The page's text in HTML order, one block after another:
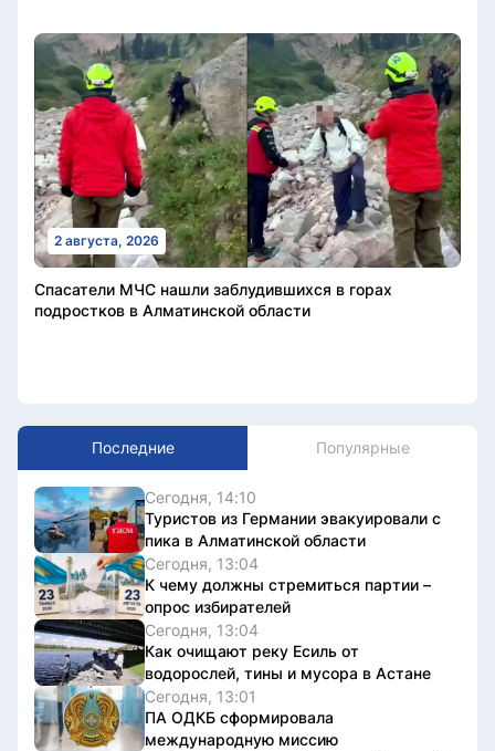
2 августа, 2026
Спасатели МЧС нашли заблудившихся в горах
подростков в Алматинской области
Последние Популярные
Сегодня, 14:10
Туристов из Германии эвакуировали с
пика в Алматинской области
Сегодня, 13:04
К чему должны стремиться партии –
опрос избирателей
Сегодня, 13:04
Как очищают реку Есиль от
водорослей, тины и мусора в Астане
Сегодня, 13:01
ПА ОДКБ сформировала
международную миссию